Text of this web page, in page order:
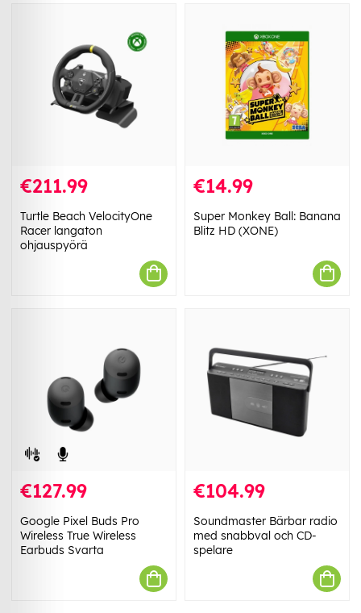
€211.99
Turtle Beach VelocityOne
Racer langaton
ohjauspyörä
€14.99
Super Monkey Ball: Banana
Blitz HD (XONE)
€127.99
Google Pixel Buds Pro
Wireless True Wireless
Earbuds Svarta
€104.99
Soundmaster Bärbar radio
med snabbval och CD-
spelare